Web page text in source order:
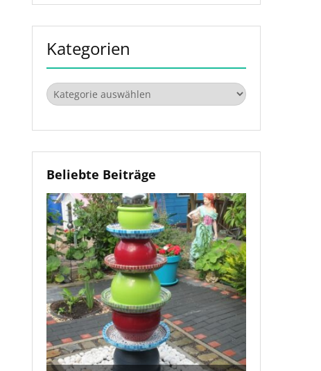
Kategorien
Kategorien
Beliebte Beiträge